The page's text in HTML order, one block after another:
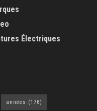
Électriques
années (178)